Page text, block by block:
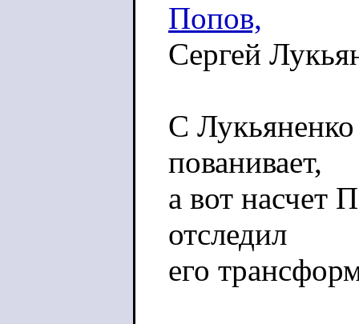
Попов,
Сергей
С
пованивает,
а вот насчет
отследил
его